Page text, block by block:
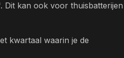
kan ook voor thuisbatterijen
kwartaal waarin je de